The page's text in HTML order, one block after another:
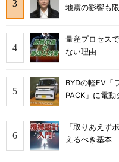
地震の影響も
量産プロセス
ない理由
BYDの軽EV「
PACK」に電
「取りあえず
えるべき基本